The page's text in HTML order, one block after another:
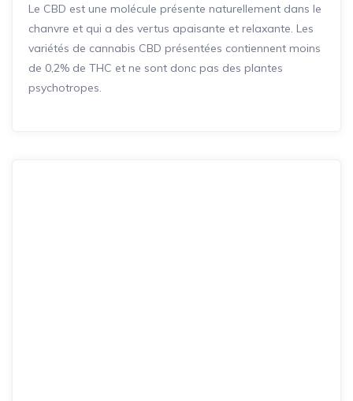
Le CBD est une molécule présente naturellement dans le
chanvre et qui a des vertus apaisante et relaxante. Les
variétés de cannabis CBD présentées contiennent moins
de 0,2% de THC et ne sont donc pas des plantes
psychotropes.